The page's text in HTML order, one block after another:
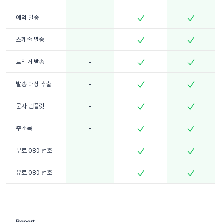
예약 발송 -
스케줄 발송 -
트리거 발송 -
발송 대상 추출 -
문자 템플릿 -
주소록 -
무료 080 번호 -
유료 080 번호 -